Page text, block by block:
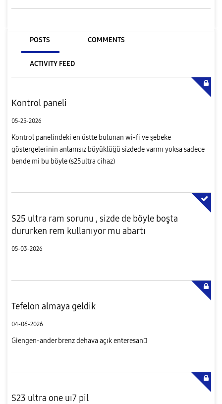
POSTS COMMENTS
ACTIVITY FEED
Kontrol paneli
05-25-2026
Kontrol panelindeki en üstte bulunan wi-fi ve şebeke
göstergelerinin anlamsız büyüklüğü sizdede varmı yoksa sadece
bende mi bu böyle (s25ultra cihaz)
S25 ultra ram sorunu , sizde de böyle boşta
dururken rem kullanıyor mu abartı
05-03-2026
Tefelon almaya geldik
04-06-2026
Giengen-ander brenz dehava açık enteresan
S23 ultra one uı7 pil